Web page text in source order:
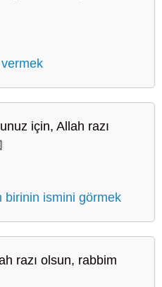
için, Allah razı
birinin ismini görmek
razı olsun, rabbim